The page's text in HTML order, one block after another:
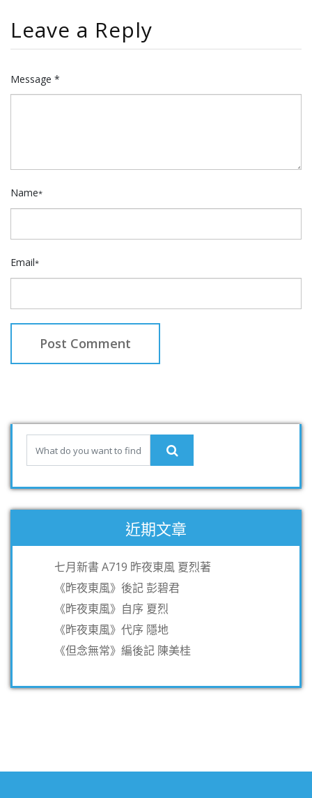
Leave a Reply
Message *
Name*
Email*
近期文章
七月新書 A719 昨夜東風 夏烈著
《昨夜東風》後記 彭碧君
《昨夜東風》自序 夏烈
《昨夜東風》代序 隱地
《但念無常》編後記 陳美桂